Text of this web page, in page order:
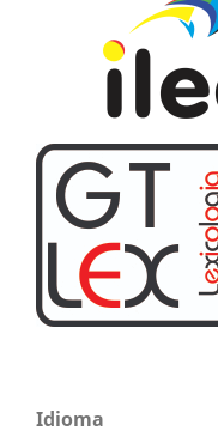
Idioma